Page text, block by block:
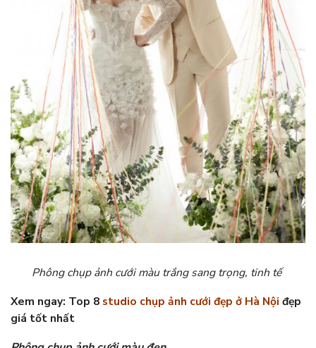
Phông chụp ảnh cưới màu trắng sang trọng, tinh tế
Xem ngay: Top 8 studio chụp ảnh cưới đẹp ở Hà Nội đẹp
giá tốt nhất